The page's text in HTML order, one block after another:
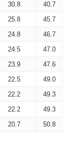
30.8
40.7
25.8
45.7
24.8
46.7
24.5
47.0
23.9
47.6
22.5
49.0
22.2
49.3
22.2
49.3
20.7 50.8